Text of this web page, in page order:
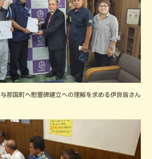
与那国町へ慰霊碑建立への理解を求める伊良皆さん